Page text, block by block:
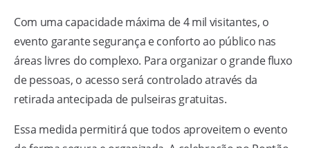
Com uma capacidade máxima de 4 mil visitantes, o
evento garante segurança e conforto ao público nas
áreas livres do complexo. Para organizar o grande fluxo
de pessoas, o acesso será controlado através da
retirada antecipada de pulseiras gratuitas.
Essa medida permitirá que todos aproveitem o evento